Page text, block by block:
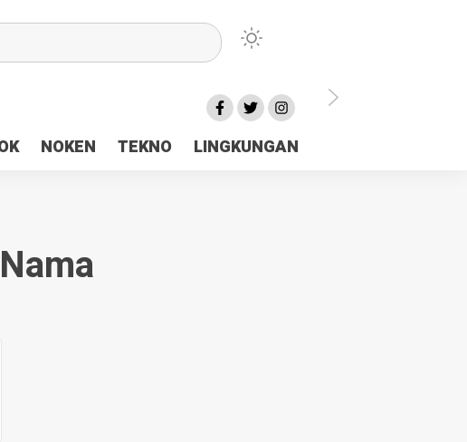
NOKEN TEKNO LINGKUNGAN
Pemilu Ceria Tanah Papua
Kas Daerah Rp23 Miliar Disorot